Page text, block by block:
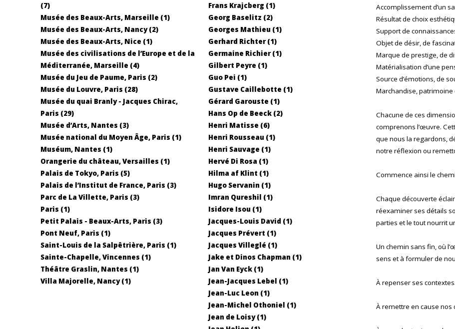
(7)
Musée des Beaux-Arts, Marseille (1)
Musée des Beaux-Arts, Nancy (2)
Musée des Beaux-Arts, Nice (1)
Musée des civilisations de l’Europe et de la
Méditerranée, Marseille (4)
Musée du Jeu de Paume, Paris (2)
Musée du Louvre, Paris (28)
Musée du quai Branly - Jacques Chirac,
Paris (29)
Musée d’Arts, Nantes (3)
Musée national du Moyen Âge, Paris (1)
Muséum, Nantes (1)
Orangerie du château, Versailles (1)
Palais de Tokyo, Paris (5)
Palais de l’Institut de France, Paris (3)
Parc de La Villette, Paris (3)
Paris (1)
Petit Palais - Beaux-Arts, Paris (3)
Pont Neuf, Paris (1)
Saint-Louis de la Salpêtrière, Paris (1)
Sainte-Chapelle, Vincennes (1)
Théâtre Graslin, Nantes (1)
Villa Majorelle, Nancy (1)
Frans Krajcberg (1)
Georg Baselitz (2)
Georges Mathieu (1)
Gerhard Richter (1)
Germaine Richier (1)
Gilbert Peyre (1)
Guo Pei (1)
Gustave Caillebotte (1)
Gérard Garouste (1)
Hans Op de Beeck (2)
Henri Matisse (6)
Henri Rousseau (1)
Henri Sauvage (1)
Hervé Di Rosa (1)
Hilma af Klint (1)
Hugo Servanin (1)
Imran Qureshil (1)
Isidore Isou (1)
Jacques-Louis David (1)
Jacques Prévert (1)
Jacques Villeglé (1)
Jake et Dinos Chapman (1)
Jan Van Eyck (1)
Jean-Jacques Lebel (1)
Jean-Luc Leon (1)
Jean-Michel Othoniel (1)
Jean de Loisy (1)
Accomplissement d’un
Résultat de choix
Support de
Objet de désir, de
Marque de prestige, de
Matérialisation d’une
Source d’émotions, de
Marchandise,
Chacune de ces
comprenons l’œuvre.
que nous la regardons,
notre réflexion ou
Commence ainsi le
Chaque découverte
réexaminer ses détails
parties et le tout nourrit
Un chemin sans fin, où
sens et à formuler de
À repenser ses contextes.
À remettre en cause nos